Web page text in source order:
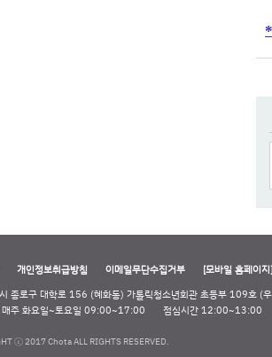
개인정보취급방침 이메일무단수집거부
[모바일 홈페이지]
종로구 대학로 156 (혜화동) 가톨릭청소년회관 초등부 109호 (
매주 화요일~토요일 09:00~17:00
점심시간 12:00~13:00
ⓒ 2017 Chota ALL RIGHTS RESERVED.